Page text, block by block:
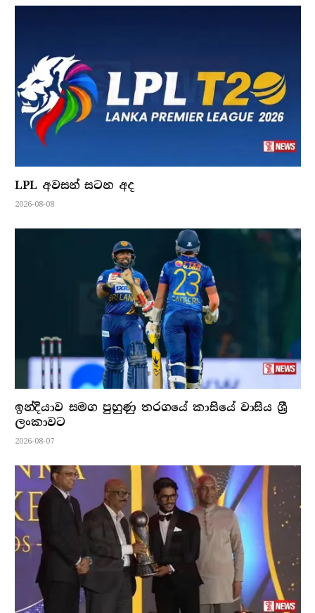
LPL අවසන් සටන අද
2026-08-08
ඉන්දියාව සමග පුහුණු තරගයේ කාසියේ වාසිය ශ්‍රී
ලංකාවට
2026-08-07